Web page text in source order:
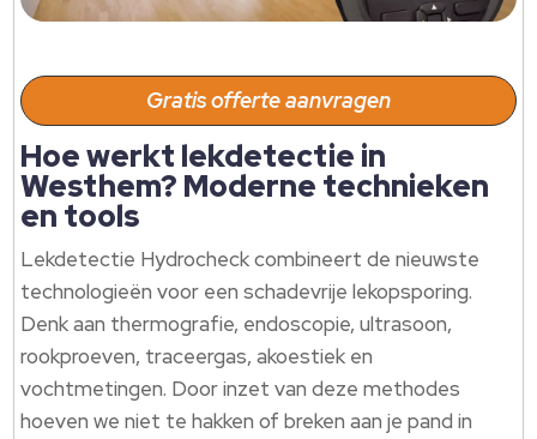
Gratis offerte aanvragen
Hoe werkt lekdetectie in
Westhem? Moderne technieken
en tools
Lekdetectie Hydrocheck combineert de nieuwste
technologieën voor een schadevrije lekopsporing.​
Denk aan thermografie, endoscopie, ultrasoon,
rookproeven, traceergas, akoestiek en
vochtmetingen.​ Door inzet van deze methodes
hoeven we niet te hakken of breken aan je pand in